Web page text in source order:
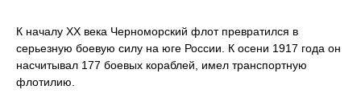
К началу ХХ века Черноморский флот превратился в
серьезную боевую силу на юге России. К осени 1917 года он
насчитывал 177 боевых кораблей, имел транспортную
флотилию.